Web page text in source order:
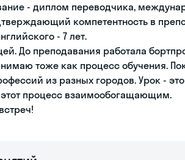
- диплом переводчика,
компетентность в
- 7 лет.
До преподавания работала
тоже как процесс обучения.
из разных городов. Урок -
процесс взаимообогащающим.